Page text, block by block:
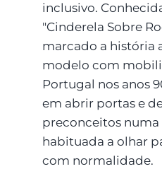
inclusivo.
"Cinderela Sobre
marcado a história
modelo com
Portugal nos anos
em abrir portas e
preconceitos
habituada a olhar
com normalidade.